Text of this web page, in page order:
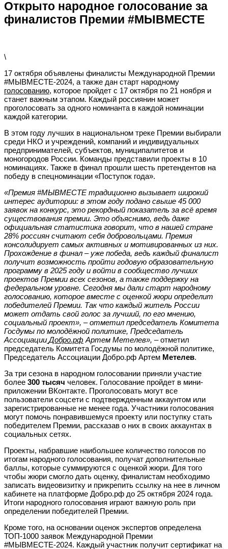
Открыто народное голосование за
финалистов Премии #МЫВМЕСТЕ
\
17 октября объявлены финалисты Международной Премии
#МЫВМЕСТЕ-2024, а также дан старт народному
голосованию, которое пройдет с 17 октября по 21 ноября и
станет важным этапом. Каждый россиянин может
проголосовать за одного номинанта в каждой номинации
каждой категории.
В этом году лучших в национальном треке Премии выбирали
среди НКО и учреждений, компаний и индивидуальных
предпринимателей, субъектов, муниципалитетов и
моногородов России. Команды представили проекты в 10
номинациях. Также в финал прошли шесть претендентов на
победу в спецноминации «Поступок года».
«Премия #МЫВМЕСТЕ традиционно вызывает широкий
интерес аудитории: в этом году подано свыше 45 000
заявок на конкурс, это рекордный показатель за всё время
существования премии. Это объяснимо, ведь даже
официальная статистика говорит, что в нашей стране
28% россиян считают себя добровольцами. Премия
консолидирует самых активных и мотивированных из них.
Прохождение в финал – уже победа, ведь каждый финалист
получит возможность пройти годовую образовательную
программу в 2025 году и войти в сообщество лучших
проектов Премии всех сезонов, а также поддержку на
федеральном уровне. Сегодня мы дали старт народному
голосованию, которое вместе с оценкой жюри определит
победителей Премии. Так что каждый житель России
может отдать свой голос за лучший, по его мнению,
социальный проект», – отметил председатель Комитета
Госдумы по молодёжной политике, Председатель
Ассоциации Добро.рф Артем Метелев», – отметил
председатель Комитета Госдумы по молодёжной политике,
Председатель Ассоциации Добро.рф Артем Метелев.
За три сезона в народном голосовании приняли участие
более 300 тысяч человек. Голосование пройдет в мини-
приложении ВКонтакте. Проголосовать могут все
пользователи соцсети с подтвержденным аккаунтом или
зарегистрированные не менее года. Участники голосования
могут помочь понравившемуся проекту или поступку стать
победителем Премии, рассказав о них в своих аккаунтах в
социальных сетях.
Проекты, набравшие наибольшее количество голосов по
итогам народного голосования, получат дополнительные
баллы, которые суммируются с оценкой жюри. Для того
чтобы жюри смогло дать оценку, финалистам необходимо
записать видеовизитку и прикрепить ссылку на нее в личном
кабинете на платформе Добро.рф до 25 октября 2024 года.
Итоги народного голосования играют важную роль при
определении победителей Премии.
Кроме того, на основании оценок экспертов определена
ТОП-1000 заявок Международной Премии
#МЫВМЕСТЕ-2024. Каждый участник получит сертификат на